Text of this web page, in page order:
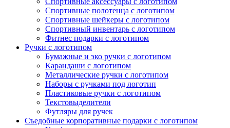
Спортивные полотенца с логотипом
Спортивные шейкеры с логотипом
Спортивный инвентарь с логотипом
Фитнес подарки с логотипом
Ручки с логотипом
Бумажные и эко ручки с логотипом
Карандаши с логотипом
Металлические ручки с логотипом
Наборы с ручками под логотип
Пластиковые ручки с логотипом
Текстовыделители
Футляры для ручек
Съедобные корпоративные подарки с логотипом